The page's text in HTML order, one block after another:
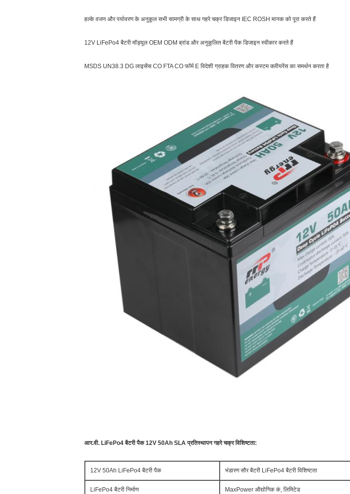
हल्के वजन और पर्यावरण के अनुकूल सभी सामग्री के साथ गहरे चक्र डिजाइन IEC ROSH मानक को पूरा करते हैं
12V LiFePo4 बैटरी मॉड्यूल OEM ODM ब्रांड और अनुकूलित बैटरी पैक डिजाइन स्वीकार करते हैं
MSDS UN38.3 DG लाइसेंस CO FTA CO फॉर्म E विदेशी ग्राहक वितरण और कस्टम क्लीयरेंस का समर्थन करता है
आर.वी. LiFePo4 बैटरी पैक 12V 50Ah SLA प्रतिस्थापन गहरे चक्र विशिष्टता:
12V 50Ah LiFePo4 बैटरी पैक भंडारण सौर बैटरी LiFePo4 बैटरी विशिष्टता
LiFePo4 बैटरी निर्माण MaxPower औद्योगिक कं, लिमिटेड